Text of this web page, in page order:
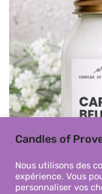
Candles of
Nous utilisons des
expérience. Vous
personnaliser vos